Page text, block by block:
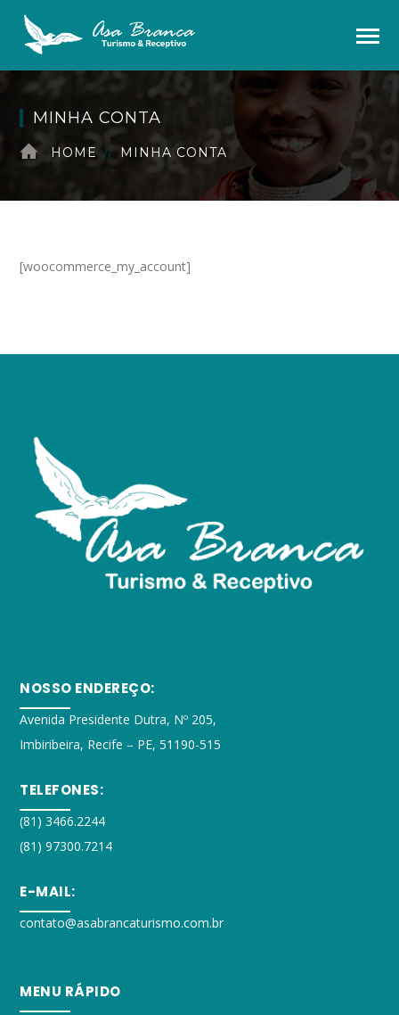
MINHA CONTA
HOME MINHA CONTA
[woocommerce_my_account]
NOSSO ENDEREÇO:
Avenida Presidente Dutra, Nº 205,
Imbiribeira, Recife – PE, 51190-515
TELEFONES:
(81) 3466.2244
(81) 97300.7214
E-MAIL:
contato@asabrancaturismo.com.br
MENU RÁPIDO